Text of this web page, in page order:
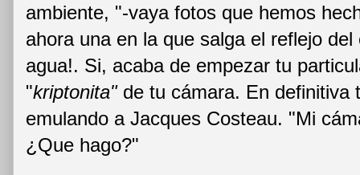
ambiente, "-vaya fotos que hemos
ahora una en la que salga el reflejo
agua!. Si, acaba de empezar tu
"kriptonita" de tu cámara. En definitiva
emulando a Jacques Costeau. "Mi
¿Que hago?"